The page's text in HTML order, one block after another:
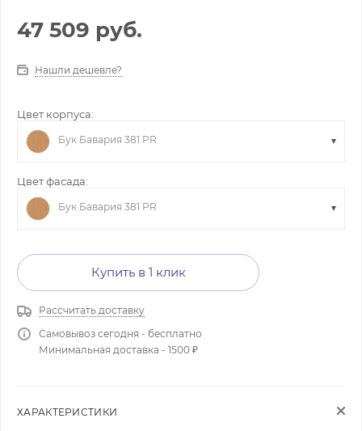
47 509 руб.
Нашли дешевле?
Цвет корпуса:
Бук Бавария 381 PR
Цвет фасада:
Бук Бавария 381 PR
Купить в 1 клик
Рассчитать доставку
Самовывоз сегодня - бесплатно
Минимальная доставка - 1500 ₽
ХАРАКТЕРИСТИКИ